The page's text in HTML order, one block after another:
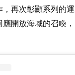
再次彰顯系列的
開放海域的召喚